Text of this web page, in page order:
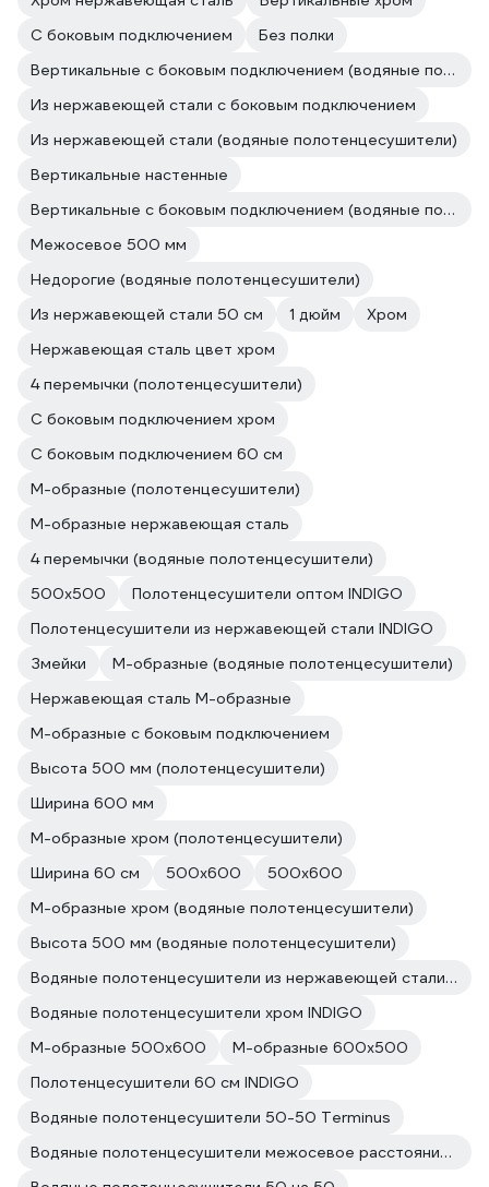
С боковым подключением
Без полки
Вертикальные с боковым подключением (водяные полотенцесушители)
Из нержавеющей стали с боковым подключением
Из нержавеющей стали (водяные полотенцесушители)
Вертикальные настенные
Вертикальные с боковым подключением (водяные полотенцесушители)
Межосевое 500 мм
Недорогие (водяные полотенцесушители)
Из нержавеющей стали 50 см
1 дюйм
Хром
Нержавеющая сталь цвет хром
4 перемычки (полотенцесушители)
С боковым подключением хром
С боковым подключением 60 см
М-образные (полотенцесушители)
М-образные нержавеющая сталь
4 перемычки (водяные полотенцесушители)
500x500
Полотенцесушители оптом INDIGO
Полотенцесушители из нержавеющей стали INDIGO
Змейки
М-образные (водяные полотенцесушители)
Нержавеющая сталь М-образные
М-образные с боковым подключением
Высота 500 мм (полотенцесушители)
Ширина 600 мм
М-образные хром (полотенцесушители)
Ширина 60 см
500x600
500х600
М-образные хром (водяные полотенцесушители)
Высота 500 мм (водяные полотенцесушители)
Водяные полотенцесушители из нержавеющей стали INDIGO
Водяные полотенцесушители хром INDIGO
М-образные 500х600
М-образные 600х500
Полотенцесушители 60 см INDIGO
Водяные полотенцесушители 50-50 Terminus
Водяные полотенцесушители межосевое расстояние 500